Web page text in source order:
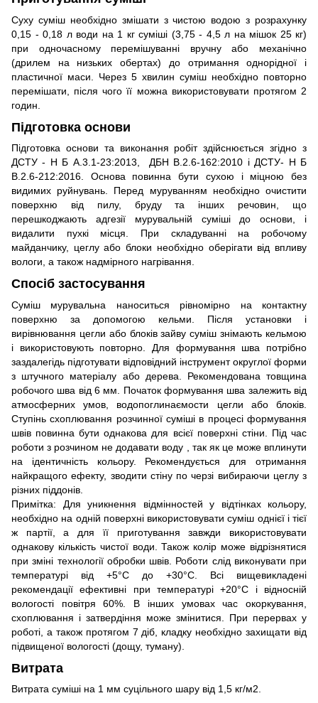
Суху суміш необхідно змішати з чистою водою з розрахунку
0,15 - 0,18 л води на 1 кг суміші (3,75 - 4,5 л на мішок 25 кг)
при одночасному перемішуванні вручну або механічно
(дрилем на низьких обертах) до отримання однорідної і
пластичної маси. Через 5 хвилин суміш необхідно повторно
перемішати, після чого її можна використовувати протягом 2
годин.
Підготовка основи
Підготовка основи та виконання робіт здійснюється згідно з
ДСТУ - Н Б А.3.1-23:2013, ДБН В.2.6-162:2010 і ДСТУ- Н Б
В.2.6-212:2016. Основа повинна бути сухою і міцною без
видимих руйнувань. Перед муруванням необхідно очистити
поверхню від пилу, бруду та інших речовин, що
перешкоджають адгезії мурувальній суміші до основи, і
видалити пухкі місця. При складуванні на робочому
майданчику, цеглу або блоки необхідно оберігати від впливу
вологи, а також надмірного нагрівання.
Спосіб застосування
Суміш мурувальна наноситься рівномірно на контактну
поверхню за допомогою кельми. Після установки і
вирівнювання цегли або блоків зайву суміш знімають кельмою
і використовують повторно. Для формування шва потрібно
заздалегідь підготувати відповідний інструмент округлої форми
з штучного матеріалу або дерева. Рекомендована товщина
робочого шва від 6 мм. Початок формування шва залежить від
атмосферних умов, водопоглинаємости цегли або блоків.
Ступінь схоплювання розчинної суміші в процесі формування
швів повинна бути однакова для всієї поверхні стіни. Під час
роботи з розчином не додавати воду , так як це може вплинути
на ідентичність кольору. Рекомендується для отримання
найкращого ефекту, зводити стіну по черзі вибираючи цеглу з
різних піддонів.
Примітка: Для уникнення відмінностей у відтінках кольору,
необхідно на одній поверхні використовувати суміш однієї і тієї
ж партії, а для її приготування завжди використовувати
однакову кількість чистої води. Також колір може відрізнятися
при зміні технології обробки швів. Роботи слід виконувати при
температурі від +5°С до +30°С. Всі вищевикладені
рекомендації ефективні при температурі +20°С і відносній
вологості повітря 60%. В інших умовах час окоркування,
схоплювання і затвердіння може змінитися. При перервах у
роботі, а також протягом 7 діб, кладку необхідно захищати від
підвищеної вологості (дощу, туману).
Витрата
Витрата суміші на 1 мм суцільного шару від 1,5 кг/м2.